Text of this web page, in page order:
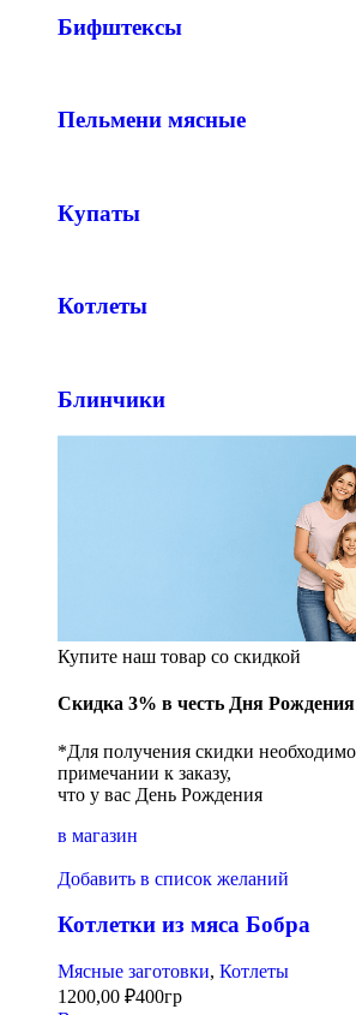
Бифштексы
Пельмени мясные
Купаты
Котлеты
Блинчики
Купите наш товар со скидкой
Скидка 3% в честь Дня Рождения
*Для получения скидки
примечании к заказу,
что у вас День Рождения
в магазин
Добавить в список желаний
Котлетки из мяса Бобра
Мясные заготовки, Котлеты
1200,00 ₽400гр